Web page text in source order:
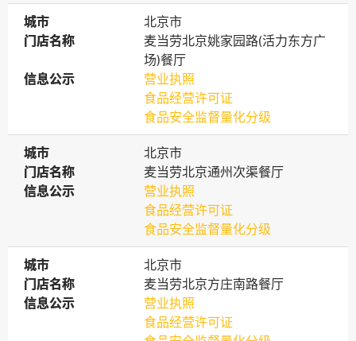
城市
城市
北京市
门店名称
门店名称
麦当劳北京姚家园路(活力东方广
场)餐厅
信息公示
信息公示
营业执照
食品经营许可证
食品安全监督量化分级
城市
城市
北京市
门店名称
门店名称
麦当劳北京通州次渠餐厅
信息公示
信息公示
营业执照
食品经营许可证
食品安全监督量化分级
城市
城市
北京市
门店名称
门店名称
麦当劳北京方庄南路餐厅
信息公示
信息公示
营业执照
食品经营许可证